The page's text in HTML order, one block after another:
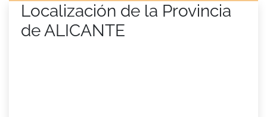
Localización de la Provincia
de ALICANTE